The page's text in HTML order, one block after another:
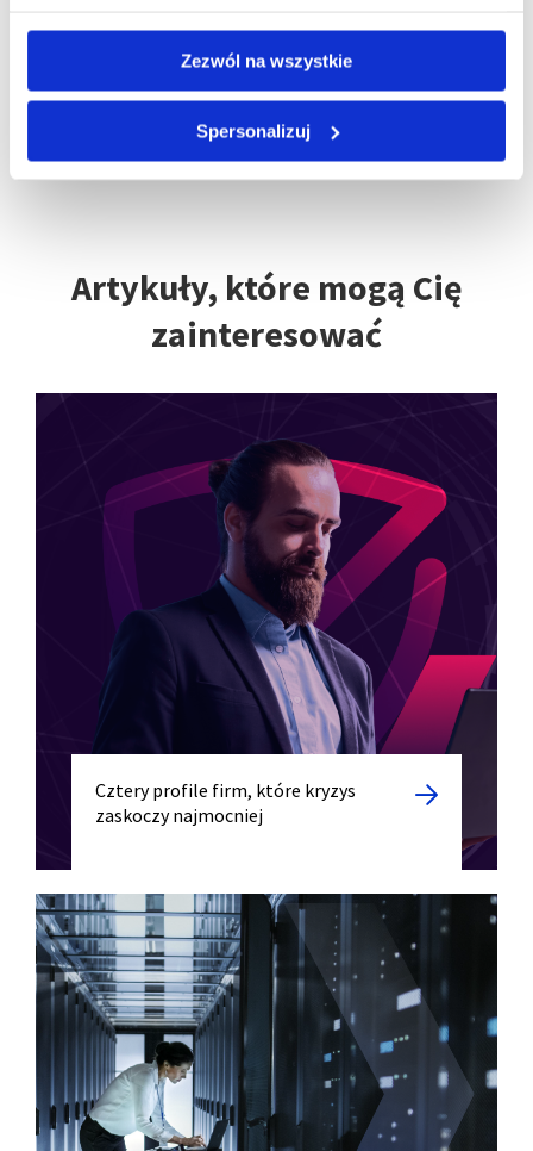
Zezwól na wszystkie
Spersonalizuj
instytucje publiczne – a firma z polskim kapitałem
jest dziś jednym z najbardziej wiarygodnych
partnerów IT w kraju.
Artykuły, które mogą Cię
zainteresować
Cztery profile firm, które kryzys
zaskoczy najmocniej